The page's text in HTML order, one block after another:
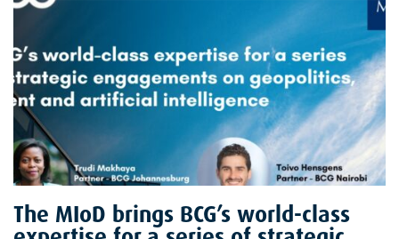
The MIoD brings BCG’s world-class